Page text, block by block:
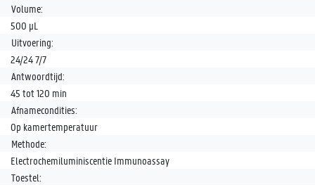
Volume:
500 µL
Uitvoering:
24/24 7/7
Antwoordtijd:
45 tot 120 min
Afnamecondities:
Op kamertemperatuur
Methode:
Electrochemiluminiscentie Immunoassay
Toestel: